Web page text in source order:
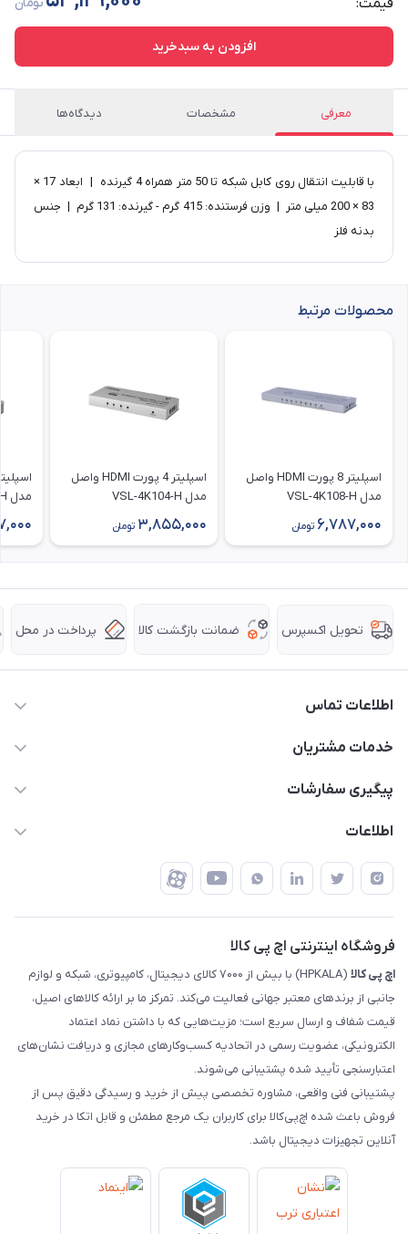
قیمت:
افزودن به سبدخرید
معرفی مشخصات دیدگاه‌ها
با قابلیت انتقال روی کابل شبکه تا 50 متر همراه 4 گیرنده | ابعاد 17 ×
83 × 200 میلی متر | وزن فرستنده: 415 گرم - گیرنده: 131 گرم | جنس
بدنه فلز
محصولات مرتبط
اسپلیتر 8 پورت HDMI واصل
مدل VSL-4K108-H
6,787,000 تومان
اسپلیتر 4 پورت HDMI واصل
مدل VSL-4K104-H
3,855,000 تومان
مدل VSL-4K102-H
تحویل اکسپرس ضمانت بازگشت کالا پرداخت در محل
اطلاعات تماس
63 0000 43 - 021
تهران - طبقه سوم تجاری - پلاک 11014
خدمات مشتریان
قوانین و مقررات
ضمانت اصالت کالا
پیگیری سفارشات
رهگیری مرسولات پست
رهگیری مرسولات چاپار
رهگیری مرسولات ماهکس
اطلاعات
درباره ما
تماس با ما
فروشگاه اینترنتی اچ پی کالا
اچ‌ پی‌ کالا
(HPKALA) با بیش از ۷۰۰۰ کالای دیجیتال، کامپیوتری، شبکه و لوازم
جانبی از برندهای معتبر جهانی فعالیت می‌کند. تمرکز ما بر ارائه کالاهای اصیل،
قیمت شفاف و ارسال سریع است؛ مزیت‌هایی که با داشتن نماد اعتماد
الکترونیکی، عضویت رسمی در اتحادیه کسب‌وکارهای مجازی و دریافت نشان‌های
اعتبارسنجی تأیید شده پشتیبانی می‌شوند.
پشتیبانی فنی واقعی، مشاوره تخصصی پیش از خرید و رسیدگی دقیق پس از
فروش باعث شده اچ‌پی‌کالا برای کاربران یک مرجع مطمئن و قابل اتکا در خرید
آنلاین تجهیزات دیجیتال باشد.